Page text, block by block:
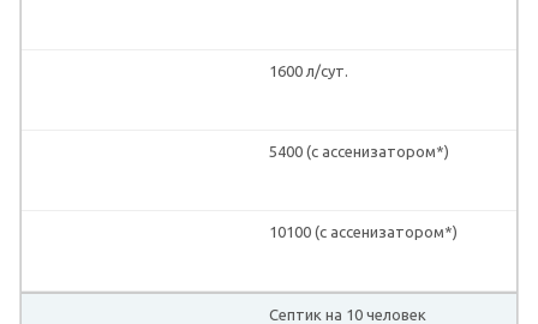
1600 л/сут.
5400 (с ассенизатором*)
10100 (с ассенизатором*)
Септик на 10 человек